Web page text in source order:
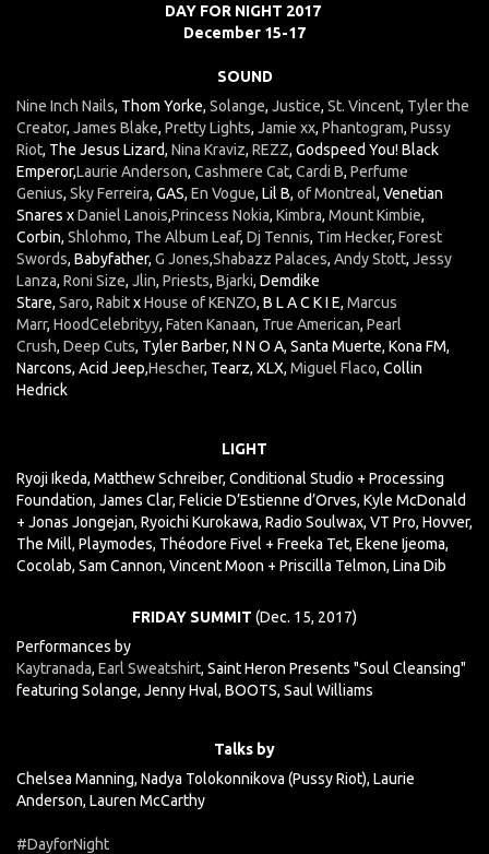
DAY FOR NIGHT 2017
December 15-17
SOUND
Nine Inch Nails, Thom Yorke, Solange, Justice, St. Vincent, Tyler the
Creator, James Blake, Pretty Lights, Jamie xx, Phantogram, Pussy
Riot, The Jesus Lizard, Nina Kraviz, REZZ, Godspeed You! Black
Emperor,Laurie Anderson, Cashmere Cat, Cardi B, Perfume
Genius, Sky Ferreira, GAS, En Vogue, Lil B, of Montreal, Venetian
Snares xDaniel Lanois,Princess Nokia, Kimbra, Mount Kimbie,
Corbin, Shlohmo, The Album Leaf, Dj Tennis, Tim Hecker, Forest
Swords, Babyfather, G Jones,Shabazz Palaces, Andy Stott, Jessy
Lanza, Roni Size, Jlin, Priests, Bjarki, Demdike
Stare, Saro, RabitxHouse of KENZO, B L A C K I E, Marcus
Marr, HoodCelebrityy, Faten Kanaan, True American, Pearl
Crush, Deep Cuts, Tyler Barber, N N O A, Santa Muerte, Kona FM,
Narcons, Acid Jeep,Hescher, Tearz, XLX, Miguel Flaco, Collin
Hedrick
LIGHT
Ryoji Ikeda, Matthew Schreiber, Conditional Studio + Processing
Foundation, James Clar, Felicie D’Estienne d’Orves, Kyle McDonald
+ Jonas Jongejan, Ryoichi Kurokawa, Radio Soulwax, VT Pro, Hovver,
The Mill, Playmodes, Théodore Fivel + Freeka Tet, Ekene Ijeoma,
Cocolab, Sam Cannon, Vincent Moon + Priscilla Telmon, Lina Dib
FRIDAY SUMMIT (Dec. 15, 2017)
Performances by
Kaytranada, Earl Sweatshirt, Saint Heron Presents "Soul Cleansing"
featuring Solange, Jenny Hval, BOOTS, Saul Williams
Talks by
Chelsea Manning, Nadya Tolokonnikova (Pussy Riot), Laurie
Anderson, Lauren McCarthy
#DayforNight